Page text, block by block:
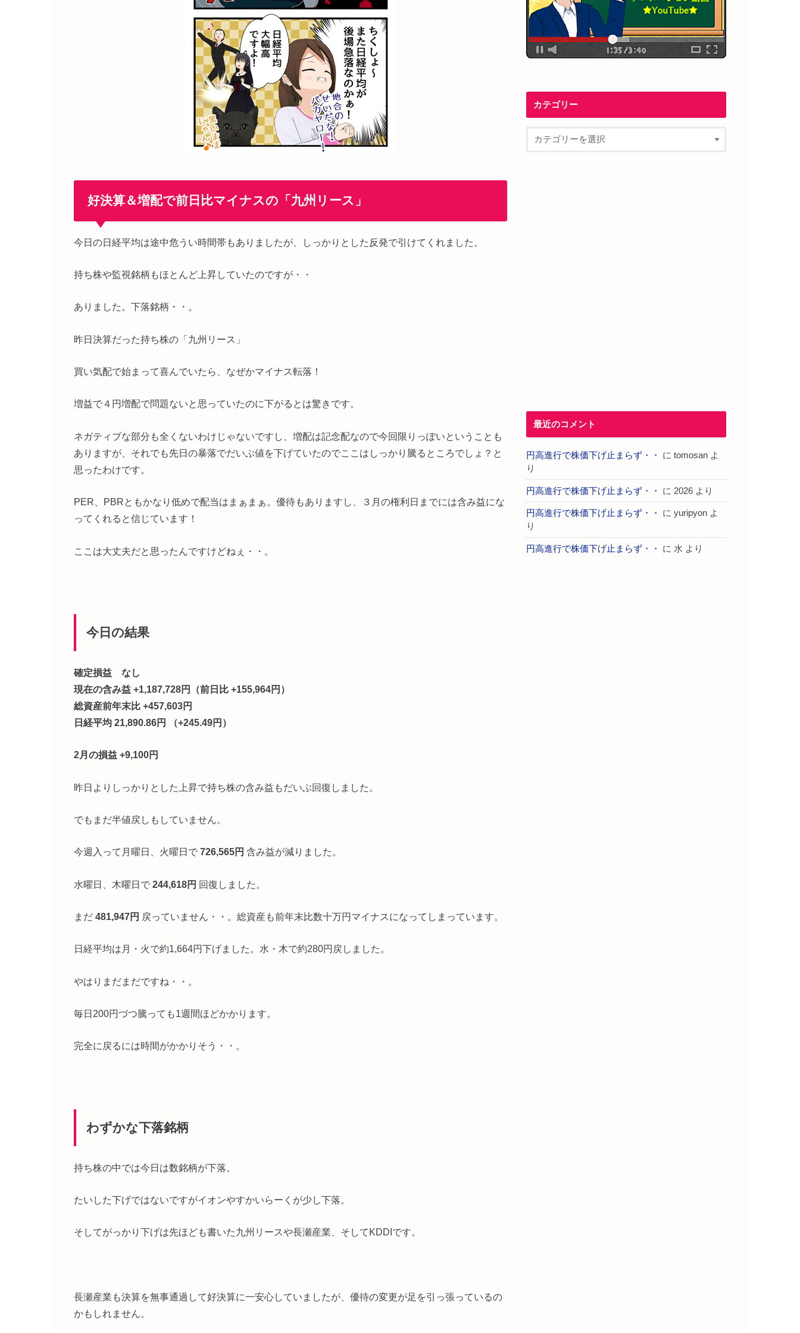
好決算＆増配で前日比マイナスの「九州リース」
今日の日経平均は途中危うい時間帯もありましたが、しっかりとした反発で引けてくれました。
持ち株や監視銘柄もほとんど上昇していたのですが・・
ありました。下落銘柄・・。
昨日決算だった持ち株の「九州リース」
買い気配で始まって喜んでいたら、なぜかマイナス転落！
増益で４円増配で問題ないと思っていたのに下がるとは驚きです。
ネガティブな部分も全くないわけじゃないですし、増配は記念配なので今回限りっぽいということも
ありますが、それでも先日の暴落でだいぶ値を下げていたのでここはしっかり騰るところでしょ？と
思ったわけです。
PER、PBRともかなり低めで配当はまぁまぁ。優待もありますし、３月の権利日までには含み益にな
ってくれると信じています！
ここは大丈夫だと思ったんですけどねぇ・・。
今日の結果
確定損益 なし
現在の含み益 +1,187,728円（前日比 +155,964円）
総資産前年末比 +457,603円
日経平均 21,890.86円 （+245.49円）
2月の損益 +9,100円
昨日よりしっかりとした上昇で持ち株の含み益もだいぶ回復しました。
でもまだ半値戻しもしていません。
今週入って月曜日、火曜日で 726,565円 含み益が減りました。
水曜日、木曜日で 244,618円 回復しました。
まだ 481,947円 戻っていません・・。総資産も前年末比数十万円マイナスになってしまっています。
日経平均は月・火で約1,664円下げました。水・木で約280円戻しました。
やはりまだまだですね・・。
毎日200円づつ騰っても1週間ほどかかります。
完全に戻るには時間がかかりそう・・。
わずかな下落銘柄
持ち株の中では今日は数銘柄が下落。
たいした下げではないですがイオンやすかいらーくが少し下落。
そしてがっかり下げは先ほども書いた九州リースや長瀬産業、そしてKDDIです。
長瀬産業も決算を無事通過して好決算に一安心していましたが、優待の変更が足を引っ張っているの
かもしれません。
カテゴリー
最近のコメント
円高進行で株価下げ止まらず・・ に tomosan よ
り
円高進行で株価下げ止まらず・・ に 2026 より
円高進行で株価下げ止まらず・・ に yuripyon よ
り
円高進行で株価下げ止まらず・・ に 水 より